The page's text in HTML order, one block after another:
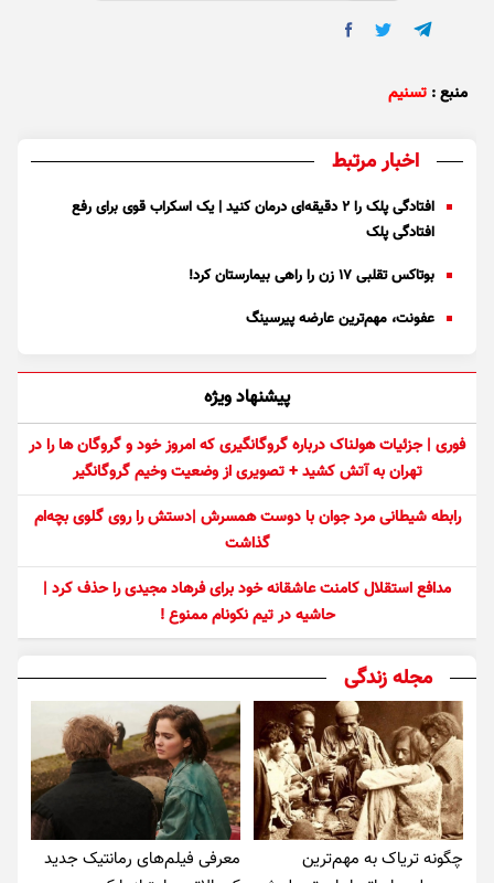
منبع : تسنیم
اخبار مرتبط
افتادگی پلک را ۲ دقیقه‌ای درمان کنید | یک اسکراب قوی برای رفع
افتادگی پلک
بوتاکس تقلبی ۱۷ زن را راهی بیمارستان کرد!
عفونت، مهم‌ترین عارضه پیرسینگ
پیشنهاد ویژه
فوری | جزئیات هولناک درباره گروگانگیری که امروز خود و گروگان ها را در
تهران به آتش کشید + تصویری از وضعیت وخیم گروگانگیر
رابطه شیطانی مرد جوان با دوست همسرش |دستش را روی گلوی بچه‌ام
گذاشت
مدافع استقلال کامنت عاشقانه خود برای فرهاد مجیدی را حذف کرد |
حاشیه در تیم نکونام ممنوع !
مجله زندگی
چگونه تریاک به مهم‌ترین
معرفی فیلم‌های رمانتیک جدید